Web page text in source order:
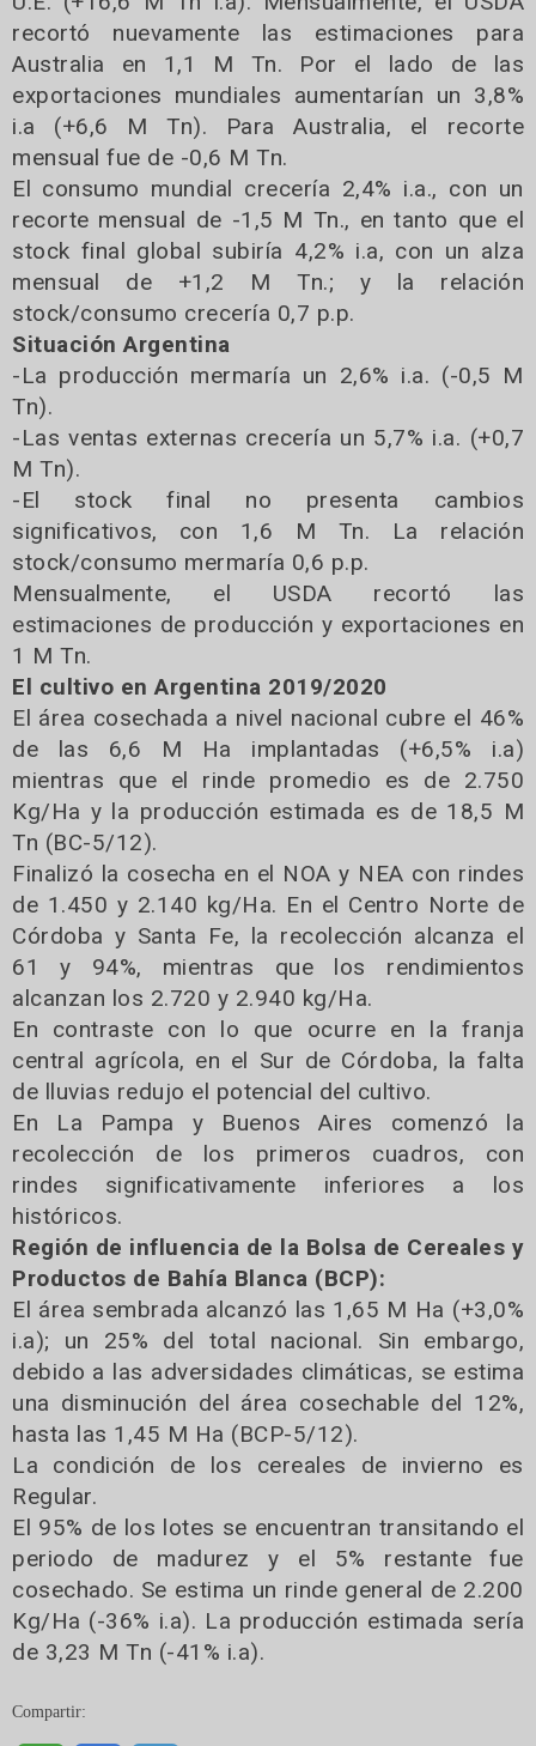
recortó nuevamente las estimaciones para
Australia en 1,1 M Tn. Por el lado de las
exportaciones mundiales aumentarían un 3,8%
i.a (+6,6 M Tn). Para Australia, el recorte
mensual fue de -0,6 M Tn.
El consumo mundial crecería 2,4% i.a., con un
recorte mensual de -1,5 M Tn., en tanto que el
stock final global subiría 4,2% i.a, con un alza
mensual de +1,2 M Tn.; y la relación
stock/consumo crecería 0,7 p.p.
Situación Argentina
-La producción mermaría un 2,6% i.a. (-0,5 M
Tn).
-Las ventas externas crecería un 5,7% i.a. (+0,7
M Tn).
-El stock final no presenta cambios
significativos, con 1,6 M Tn. La relación
stock/consumo mermaría 0,6 p.p.
Mensualmente, el USDA recortó las
estimaciones de producción y exportaciones en
1 M Tn.
El cultivo en Argentina 2019/2020
El área cosechada a nivel nacional cubre el 46%
de las 6,6 M Ha implantadas (+6,5% i.a)
mientras que el rinde promedio es de 2.750
Kg/Ha y la producción estimada es de 18,5 M
Tn (BC-5/12).
Finalizó la cosecha en el NOA y NEA con rindes
de 1.450 y 2.140 kg/Ha. En el Centro Norte de
Córdoba y Santa Fe, la recolección alcanza el
61 y 94%, mientras que los rendimientos
alcanzan los 2.720 y 2.940 kg/Ha.
En contraste con lo que ocurre en la franja
central agrícola, en el Sur de Córdoba, la falta
de lluvias redujo el potencial del cultivo.
En La Pampa y Buenos Aires comenzó la
recolección de los primeros cuadros, con
rindes significativamente inferiores a los
históricos.
Región de influencia de la Bolsa de Cereales y
Productos de Bahía Blanca (BCP):
El área sembrada alcanzó las 1,65 M Ha (+3,0%
i.a); un 25% del total nacional. Sin embargo,
debido a las adversidades climáticas, se estima
una disminución del área cosechable del 12%,
hasta las 1,45 M Ha (BCP-5/12).
La condición de los cereales de invierno es
Regular.
El 95% de los lotes se encuentran transitando el
periodo de madurez y el 5% restante fue
cosechado. Se estima un rinde general de 2.200
Kg/Ha (-36% i.a). La producción estimada sería
de 3,23 M Tn (-41% i.a).
Compartir: